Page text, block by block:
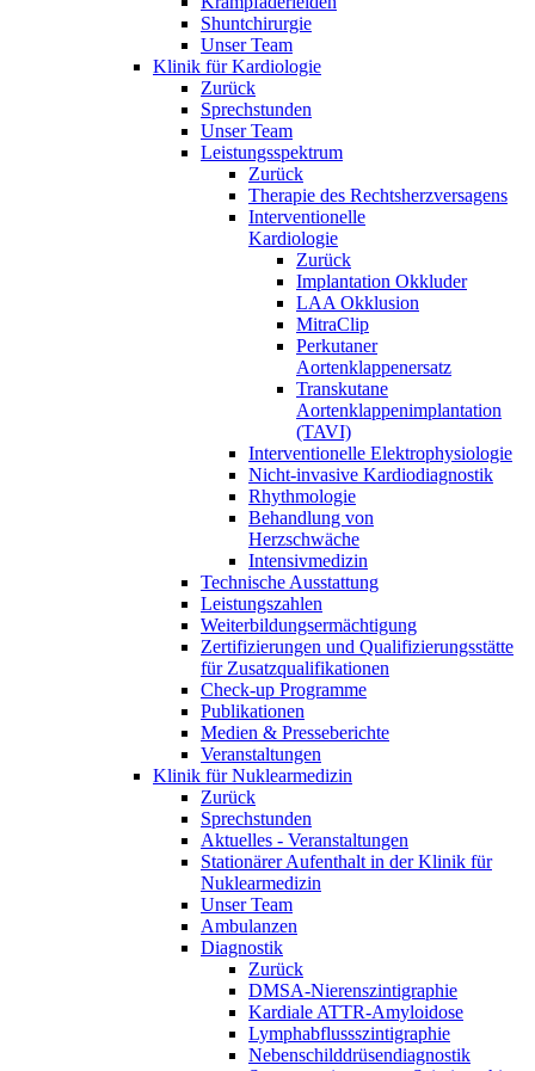
Shuntchirurgie
Unser Team
Klinik für Kardiologie
Zurück
Sprechstunden
Unser Team
Leistungsspektrum
Zurück
Therapie des Rechtsherzversagens
Interventionelle
Kardiologie
Zurück
Implantation Okkluder
LAA Okklusion
MitraClip
Perkutaner
Aortenklappenersatz
Transkutane
Aortenklappenimplantation
(TAVI)
Interventionelle Elektrophysiologie
Nicht-invasive Kardiodiagnostik
Rhythmologie
Behandlung von
Herzschwäche
Intensivmedizin
Technische Ausstattung
Leistungszahlen
Weiterbildungsermächtigung
Zertifizierungen und Qualifizierungsstätte
für Zusatzqualifikationen
Check-up Programme
Publikationen
Medien & Presseberichte
Veranstaltungen
Klinik für Nuklearmedizin
Zurück
Sprechstunden
Aktuelles - Veranstaltungen
Stationärer Aufenthalt in der Klinik für
Nuklearmedizin
Unser Team
Ambulanzen
Diagnostik
Zurück
DMSA-Nierenszintigraphie
Kardiale ATTR-Amyloidose
Lymphabflussszintigraphie
Nebenschilddrüsendiagnostik